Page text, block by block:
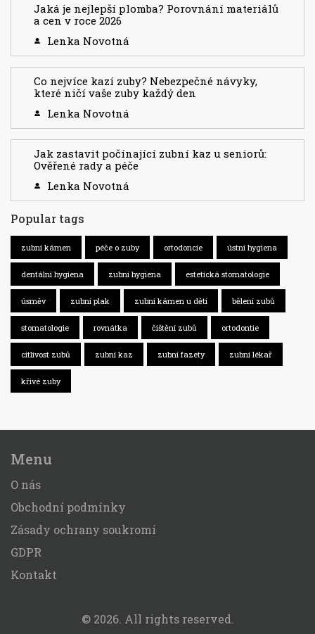
Jaká je nejlepší plomba? Porovnání materiálů
a cen v roce 2026
Lenka Novotná
Co nejvíce kazí zuby? Nebezpečné návyky,
které ničí vaše zuby každý den
Lenka Novotná
Jak zastavit počínající zubní kaz u seniorů:
Ověřené rady a péče
Lenka Novotná
Popular tags
zubní kámen péče o zuby ortodoncie ústní hygiena
dentální hygiena zubní hygiena estetická stomatologie
úsměv zubní plak zubní kámen u dětí bělení zubů
stomatologie rovnátka čištění zubů ortodontie
citlivost zubů zubní kaz zubní fazety zubní lékař
křivé zuby
Menu
O nás
Obchodní podmínky
Zásady ochrany soukromí
GDPR
Kontakt
© 2026. All rights reserved.